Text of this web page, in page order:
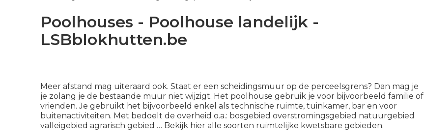
Poolhouses - Poolhouse landelijk -
LSBblokhutten.be
Meer afstand mag uiteraard ook. Staat er een scheidingsmuur op de perceelsgrens? Dan mag je
je zolang je de bestaande muur niet wijzigt. Het poolhouse gebruik je voor bijvoorbeeld familie of
vrienden. Je gebruikt het bijvoorbeeld enkel als technische ruimte, tuinkamer, bar en voor
buitenactiviteiten. Met bedoelt de overheid o.a.: bosgebied overstromingsgebied natuurgebied
valleigebied agrarisch gebied … Bekijk hier alle soorten ruimtelijke kwetsbare gebieden.